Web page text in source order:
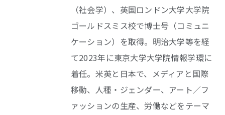
（社会学）、英国ロンドン大学大学院
ゴールドスミス校で博士号（コミュニ
ケーション）を取得。明治大学等を経
て2023年に東京大学大学院情報学環に
着任。米英と日本で、メディアと国際
移動、人種・ジェンダー、アート／フ
ァッションの生産、労働などをテーマ